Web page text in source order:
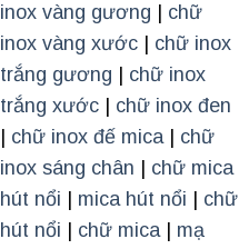
inox vàng gương
chữ
inox vàng xước| chữ inox
trắng gương
chữ inox
trắng xước| chữ inox đen
chữ inox đế mica| chữ
inox sáng chân
chữ mica
hút nổi
mica hút nổi
chữ
hút nổi
chữ mica| mạ